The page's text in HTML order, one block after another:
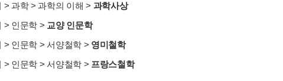
> 과학>과학의 이해 > 과학사상
> 인문학 > 교양 인문학
> 인문학 >서양철학> 영미철학
> 인문학 >서양철학> 프랑스철학